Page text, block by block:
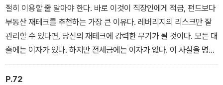
크를 해야 하는 시대에 우리가 살고 있다는 말이다.
▶ 1장_ 당신은 왜 아직 부자가 아닌가
절히 이용할 줄 알아야 한다. 바로 이것이 직장인에게 적금, 펀드보다
부동산 재테크를 추천하는 가장 큰 이유다. 레버리지의 리스크만 잘
관리할 수 있다면, 당신의 재테크에 강력한 무기가 될 것이다. 모든 대
출에는 이자가 있다. 하지만 전세금에는 이자가 없다. 이 사실을 명심
하라. 무이자로 세입자의 돈을 빌려 레버리지를 얻을 수 있다. 이를 잘
활용하면 당신이 가지고 있는 자산의 규모를 크게 확장할 수 있고, 당
P.72